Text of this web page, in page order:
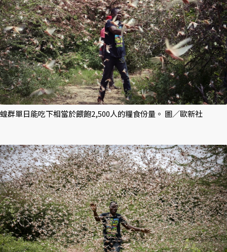
蝗群單日能吃下相當於餵飽2,500人的糧食份量。 圖／歐新社